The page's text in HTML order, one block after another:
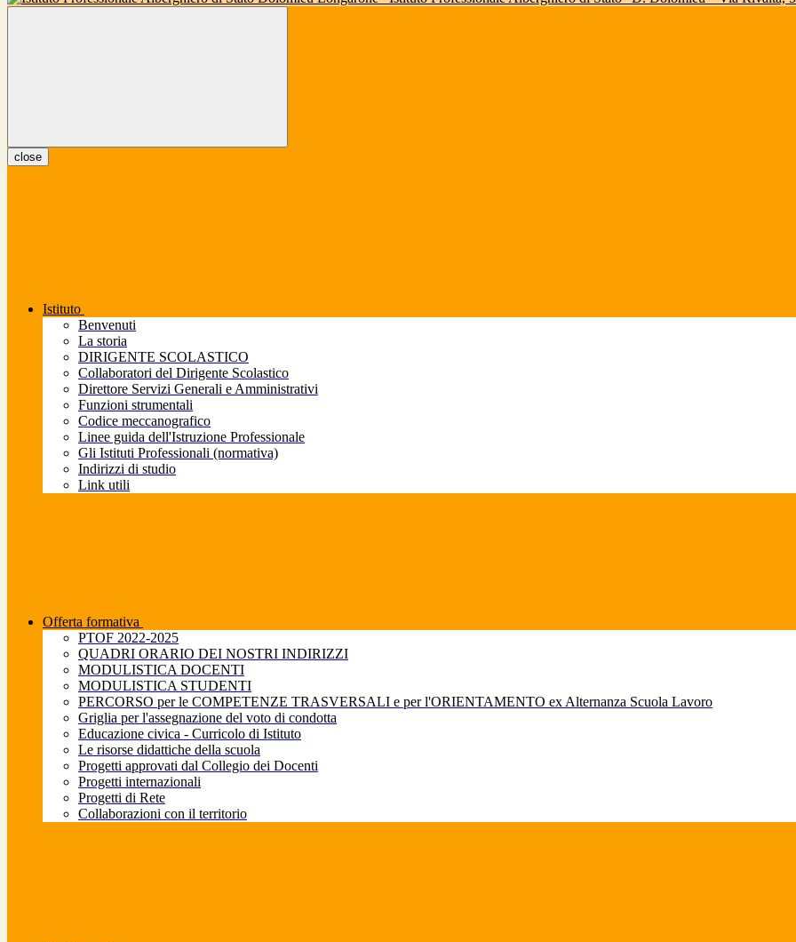
close
Istituto
Benvenuti
La storia
DIRIGENTE SCOLASTICO
Collaboratori del Dirigente Scolastico
Direttore Servizi Generali e Amministrativi
Funzioni strumentali
Codice meccanografico
Linee guida dell'Istruzione Professionale
Gli Istituti Professionali (normativa)
Indirizzi di studio
Link utili
Offerta formativa
PTOF 2022-2025
QUADRI ORARIO DEI NOSTRI INDIRIZZI
MODULISTICA DOCENTI
MODULISTICA STUDENTI
PERCORSO per le COMPETENZE TRASVERSALI e per l'ORIENTAMENTO ex Alternanza Scuola Lavoro
Griglia per l'assegnazione del voto di condotta
Educazione civica - Curricolo di Istituto
Le risorse didattiche della scuola
Progetti approvati dal Collegio dei Docenti
Progetti internazionali
Progetti di Rete
Collaborazioni con il territorio